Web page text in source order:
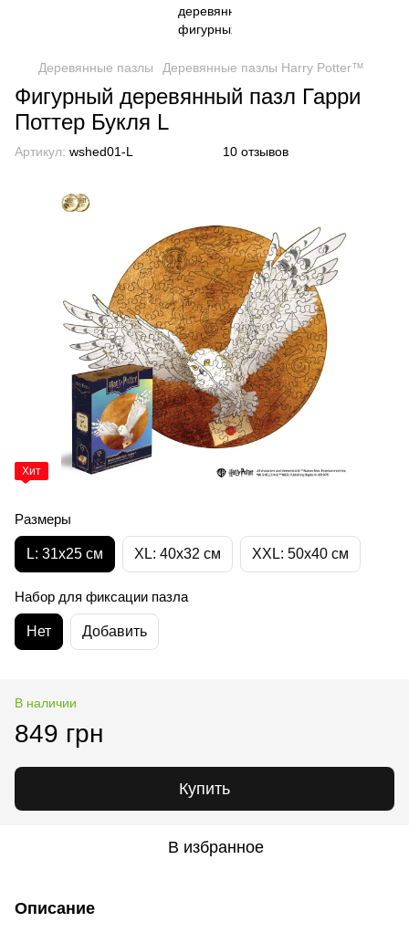
Деревянные пазлы Деревянные пазлы Harry Potter™
Фигурный деревянный пазл Гарри
Поттер Букля L
Артикул: wshed01-L 10 отзывов
Хит
Размеры
L: 31x25 cм XL: 40х32 см XXL: 50х40 cм
Набор для фиксации пазла
Нет Добавить
В наличии
849 грн
Купить
В избранное
Описание